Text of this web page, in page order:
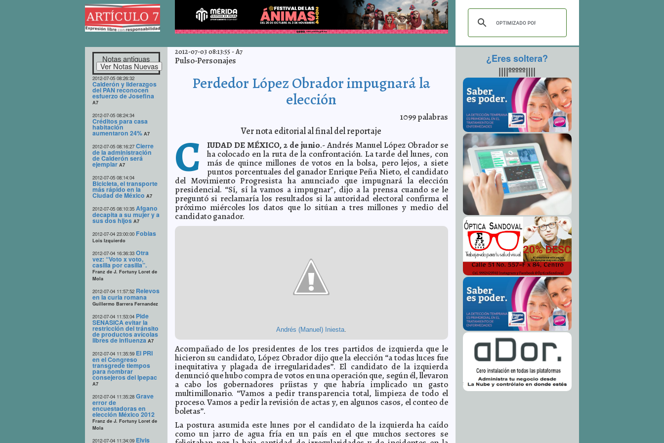
Notas antiguas
2012-07-05 08:26:32
Calderón y liderazgos
del PAN reconocen
esfuerzo de Josefina
A7
2012-07-05 08:24:34
Créditos para casa
habitación
aumentaron 24% A7
2012-07-05 08:16:27 Cierre
de la administración
de Calderón será
ejemplar A7
2012-07-05 08:14:04
Bicicleta, el transporte
más rápido en la
Ciudad de México A7
2012-07-05 08:10:35 Afgano
decapita a su mujer y a
sus dos hijos A7
2012-07-04 23:00:00 Fobias
Lois Izquierdo
2012-07-04 16:36:33 Otra
vez: “Voto x voto,
casilla por casilla”.
Franz de J. Fortuny Loret de
Mola
2012-07-04 11:57:52 Relevos
en la curia romana
Guillermo Barrera Fernandez
2012-07-04 11:53:04 Pide
SENASICA evitar la
restricción del tránsito
de productos avícolas
libres de influenza A7
2012-07-04 11:35:59 El PRI
en el Congreso
transgrede tiempos
para nombrar
consejeros del Ipepac
A7
2012-07-04 11:35:28 Grave
error de
encuestadoras en
elección México 2012
Franz de J. Fortuny Loret de
Mola
2012-07-04 11:34:09 Elvis
2012-07-03 08:13:55-A7
Pulso-Personajes
Perdedor López Obrador impugnará la
elección
1099palabras
Ver nota editorial al final del reportaje
C IUDAD DE MÉXICO, 2 de junio.- Andrés Manuel López Obrador se
ha colocado en la ruta de la confrontación. La tarde del lunes, con
más de quince millones de votos en la bolsa, pero lejos, a siete
puntos porcentuales del ganador Enrique Peña Nieto, el candidato
del Movimiento Progresista ha anunciado que impugnará la elección
presidencial. “Sí, sí la vamos a impugnar", dijo a la prensa cuando se le
preguntó si reclamaría los resultados si la autoridad electoral confirma el
próximo miércoles los datos que lo sitúan a tres millones y medio del
candidato ganador.
Andrés (Manuel) Iniesta.
Acompañado de los presidentes de los tres partidos de izquierda que le
hicieron su candidato, López Obrador dijo que la elección “a todas luces fue
inequitativa y plagada de irregularidades”. El candidato de la izquierda
denunció que hubo compra de votos en una operación que, según él, llevaron
a cabo los gobernadores príistas y que habría implicado un gasto
multimillonario. “Vamos a pedir transparencia total, limpieza de todo el
proceso. Vamos a pedir la revisión de actas y, en algunos casos, el conteo de
boletas”.
La postura asumida este lunes por el candidato de la izquierda ha caído
como un jarro de agua fría en un país en el que muchos sectores se
¿Eres soltera?
||||ººººº||||